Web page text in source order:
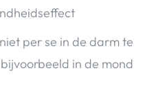
per se in de darm te
in de mond